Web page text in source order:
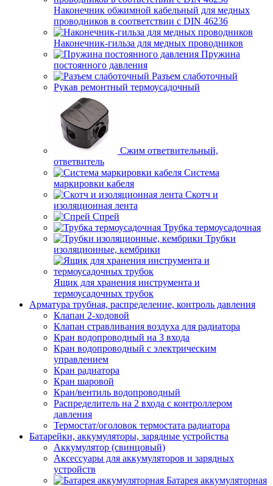
Наконечник обжимной кабельный для медных
проводников в соответствии с DIN 46236
Наконечник-гильза для медных проводников
Пружина
постоянного давления
Разъем слаботочный
Рукав ремонтный термоусадочный
Сжим ответвительный,
ответвитель
Система
маркировки кабеля
Скотч и
изоляционная лента
Спрей
Трубка термоусадочная
Трубки
изоляционные, кембрики
Ящик для хранения инструмента и
термоусадочных трубок
Арматура трубная, распределение, контроль давления
Клапан 2-ходовой
Клапан стравливания воздуха для радиатора
Кран водопроводный на 3 входа
Кран водопроводный с электрическим
управлением
Кран радиатора
Кран шаровой
Кран/вентиль водопроводный
Распределитель на 2 входа с контроллером
давления
Термостат/оголовок термостата радиатора
Батарейки, аккумуляторы, зарядные устройства
Аккумулятор (свинцовый)
Аксессуары для аккумуляторов и зарядных
устройств
Батарея аккумуляторная